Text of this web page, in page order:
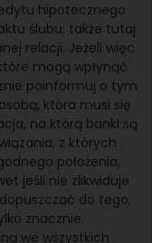
hipotecznego
ślubu: także tutaj
relacji. Jeżeli więc
mogą wpłynąć
poinformuj o tym
która musi się
na którą banki są
z których
położenia,
jeśli nie zlikwiduje
do tego,
znacznie
we wszystkich